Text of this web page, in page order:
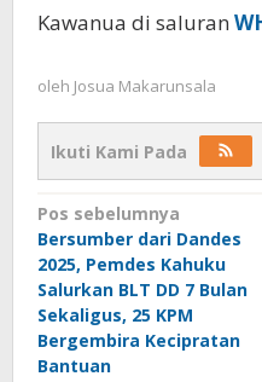
Kawanua di saluran
oleh Josua Makarunsala
Ikuti Kami Pada
Navigasi
pos
Pos sebelumnya
Bersumber dari Dandes
2025, Pemdes Kahuku
Salurkan BLT DD 7 Bulan
Sekaligus, 25 KPM
Bergembira Kecipratan
Bantuan